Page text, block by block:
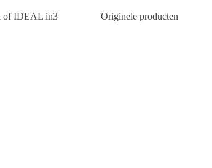
of IDEAL in3 Originele producten